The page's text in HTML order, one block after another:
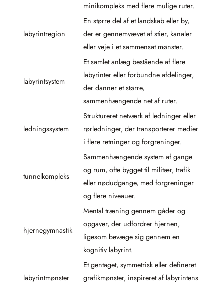
minikompleks med flere mulige ruter.
labyrintregion
En større del af et landskab eller by,
der er gennemvævet af stier, kanaler
eller veje i et sammensat mønster.
labyrintsystem
Et samlet anlæg bestående af flere
labyrinter eller forbundne afdelinger,
der danner et større,
sammenhængende net af ruter.
ledningssystem
Struktureret netværk af ledninger eller
rørledninger, der transporterer medier
i flere retninger og forgreninger.
tunnelkompleks
Sammenhængende system af gange
og rum, ofte bygget til militær, trafik
eller nødudgange, med forgreninger
og flere niveauer.
hjernegymnastik
Mental træning gennem gåder og
opgaver, der udfordrer hjernen,
ligesom bevæge sig gennem en
kognitiv labyrint.
labyrintmønster
Et gentaget, symmetrisk eller defineret
grafikmønster, inspireret af labyrintens